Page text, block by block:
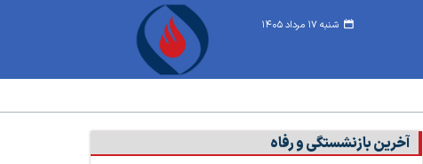
شنبه ۱۷ مرداد ۱۴۰۵
آخرین بازنشستگی و رفاه